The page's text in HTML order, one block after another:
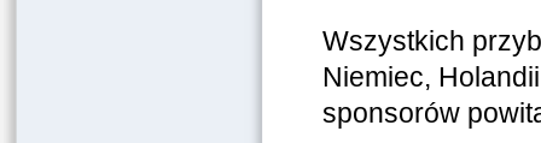
Wszystkich
Niemiec,
sponsorów